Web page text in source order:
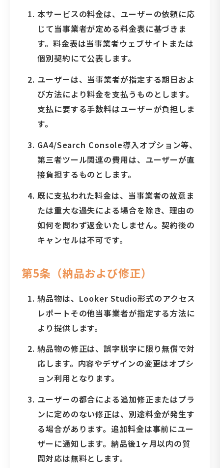
本サービスの料金は、ユーザーの依頼に応
じて当事業者が定める料金表に基づきま
す。料金表は当事業者ウェブサイトまたは
個別契約にて公表します。
ユーザーは、当事業者が指定する期日およ
び方法により料金を支払うものとします。
支払に要する手数料はユーザーが負担しま
す。
GA4/Search Console導入オプション等、
第三者ツール関連の費用は、ユーザーが直
接負担するものとします。
既に支払われた料金は、当事業者の故意ま
たは重大な過失による場合を除き、理由の
如何を問わず返金いたしません。契約後の
キャンセルは不可です。
第5条（納品および修正）
納品物は、Looker Studio形式のアクセス
レポートその他当事業者が指定する方法に
より提供します。
納品物の修正は、誤字脱字に限り無償で対
応します。内容やデザインの変更はオプシ
ョン利用となります。
ユーザーの都合による追加修正またはプラ
ンに定めのない修正は、別途料金が発生す
る場合があります。追加料金は事前にユー
ザーに通知します。納品後1ヶ月以内の質
問対応は無料とします。